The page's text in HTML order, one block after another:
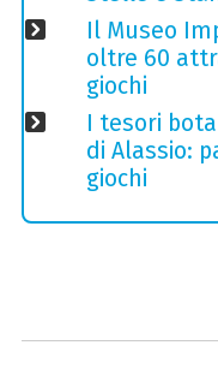
Il Museo
oltre 60
giochi
I tesori
di Alassio:
giochi